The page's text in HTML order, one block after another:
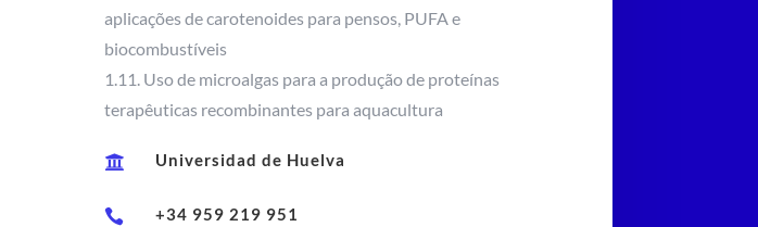
aplicações de carotenoides para pensos, PUFA e
biocombustíveis
1.11. Uso de microalgas para a produção de proteínas
terapêuticas recombinantes para aquacultura
 Universidad de Huelva
 +34 959 219 951